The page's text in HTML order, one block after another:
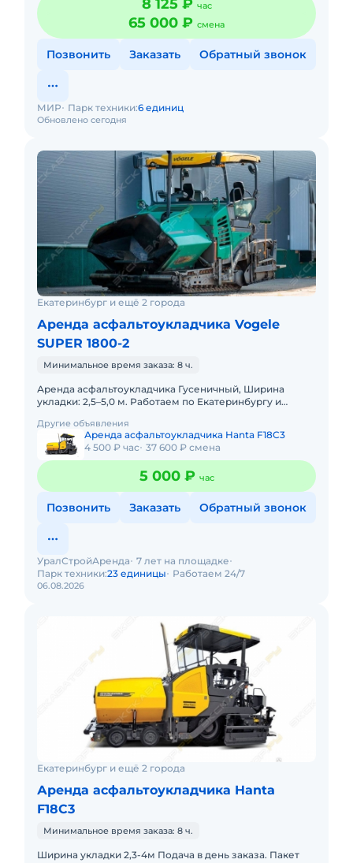
безналичный расчет.8 125 ₽ час
65 000 ₽ смена
Позвонить Заказать Обратный звонок
Обновлено сегодня
МИР Парк техники:6 единиц
Екатеринбург и ещё 2 города
Аренда асфальтоукладчика Vogele
SUPER 1800-2
Минимальное время заказа: 8 ч.
Аренда асфальтоукладчика Гусеничный, Ширина
укладки: 2,5–5,0 м. Работаем по Екатеринбургу и
документов.
Другие объявления
Аренда асфальтоукладчика Hanta F18C3
4 500 ₽ час 37 600 ₽ смена
5 000 ₽ час
Позвонить Заказать Обратный звонок
06.08.2026
УралСтройАренда 7 лет на площадке
Парк техники:23 единицы Работаем 24/7
Екатеринбург и ещё 2 города
Аренда асфальтоукладчика Hanta
F18C3
Минимальное время заказа: 8 ч.
Ширина укладки 2,3-4м Подача в день заказа. Пакет